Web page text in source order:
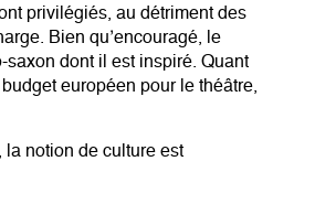
privilégiés, au détriment des
Bien qu’encouragé, le
dont il est inspiré. Quant
européen pour le théâtre,
la notion de culture est